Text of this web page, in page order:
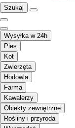
Szukaj
Wysyłka w 24h
Pies
Kot
Zwierzęta
Hodowla
Farma
Kawalerzy
Obiekty zewnętrzne
Rośliny i przyroda